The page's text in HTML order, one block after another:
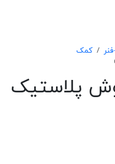
کمک
بوش پلاستيک